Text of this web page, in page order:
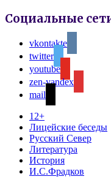
Социальные
vkontakte
twitter
youtube
zen-yandex
mail
12+
Лицейские беседы
Русский Север
Литература
История
И.С.Фрадков